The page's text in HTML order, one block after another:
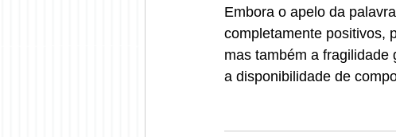
Embora o apelo da
completamente positivos,
mas também a fragilidade
a disponibilidade de